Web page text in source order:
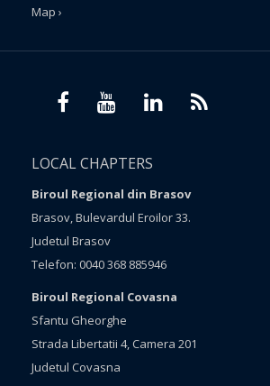
Map ›
LOCAL CHAPTERS
Biroul Regional din Brasov
Brasov, Bulevardul Eroilor 33.
Judetul Brasov
Telefon: 0040 368 885946
Biroul Regional Covasna
Sfantu Gheorghe
Strada Libertatii 4, Camera 201
Judetul Covasna